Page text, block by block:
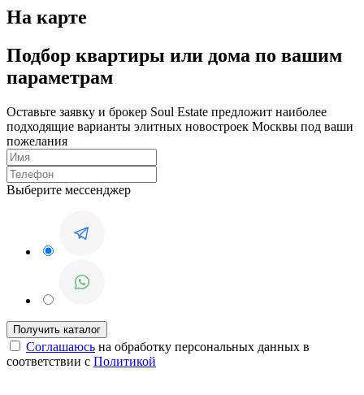
На карте
Подбор квартиры или дома по вашим
параметрам
Оставьте заявку и брокер Soul Estate предложит наиболее
подходящие варианты элитных новостроек Москвы под ваши
пожелания
Выберите мессенджер
Соглашаюсь на обработку персональных данных в
соответствии с Политикой